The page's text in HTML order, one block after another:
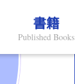
書籍
Published Books